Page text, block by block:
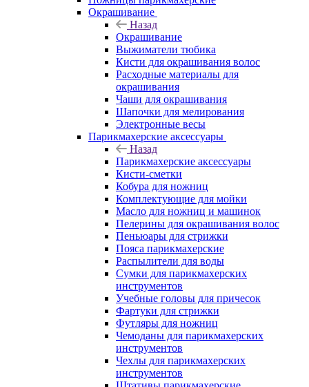
Окрашивание
Назад
Окрашивание
Выжиматели тюбика
Кисти для окрашивания волос
Расходные материалы для
окрашивания
Чаши для окрашивания
Шапочки для мелирования
Электронные весы
Парикмахерские аксессуары
Назад
Парикмахерские аксессуары
Кисти-сметки
Кобура для ножниц
Комплектующие для мойки
Масло для ножниц и машинок
Пелерины для окрашивания волос
Пеньюары для стрижки
Пояса парикмахерские
Распылители для воды
Сумки для парикмахерских
инструментов
Учебные головы для причесок
Фартуки для стрижки
Футляры для ножниц
Чемоданы для парикмахерских
инструментов
Чехлы для парикмахерских
инструментов